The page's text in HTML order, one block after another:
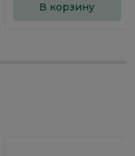
В корзину